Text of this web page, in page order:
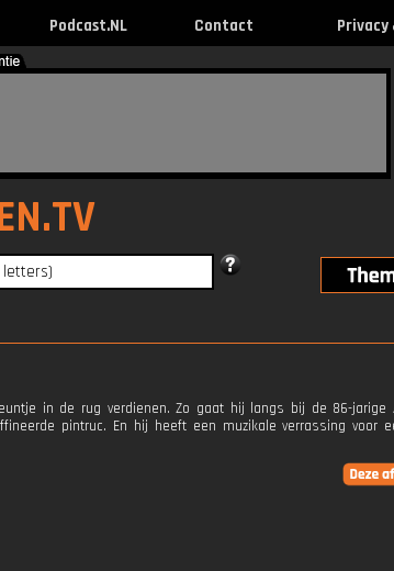
Podcast.NL Contact Privacy
in de rug verdienen. Zo gaat hij langs bij de 86-
pintruc. En hij heeft een muzikale verrassing voor